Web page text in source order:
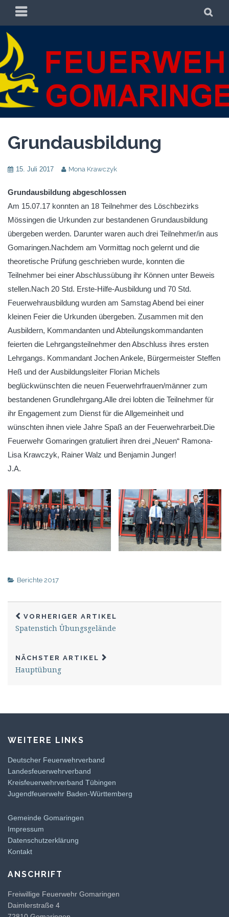
Zum
springen
PRIMÄRES
MENÜ
FREIWILLIGE
FEUERWEHR
GOMARINGEN
FREIWILLIGE FEUERWEHR GOMARINGEN
Grundausbildung
15. Juli 2017 Mona Krawczyk
Grundausbildung abgeschlossen
Am 15.07.17 konnten an 18 Teilnehmer des Löschbezirks
Mössingen die Urkunden zur bestandenen Grundausbildung
übergeben werden. Darunter waren auch drei Teilnehmer/in aus
Gomaringen.Nachdem am Vormittag noch gelernt und die
theoretische Prüfung geschrieben wurde, konnten die
Teilnehmer bei einer Abschlussübung ihr Können unter Beweis
stellen.Nach 20 Std. Erste-Hilfe-Ausbildung und 70 Std.
Feuerwehrausbildung wurden am Samstag Abend bei einer
kleinen Feier die Urkunden übergeben. Zusammen mit den
Ausbildern, Kommandanten und Abteilungskommandanten
feierten die Lehrgangsteilnehmer den Abschluss ihres ersten
Lehrgangs. Kommandant Jochen Ankele, Bürgermeister Steffen
Heß und der Ausbildungsleiter Florian Michels
beglückwünschten die neuen Feuerwehrfrauen/männer zum
bestandenen Grundlehrgang.Alle drei lobten die Teilnehmer für
ihr Engagement zum Dienst für die Allgemeinheit und
wünschten ihnen viele Jahre Spaß an der Feuerwehrarbeit.Die
Feuerwehr Gomaringen gratuliert ihren drei „Neuen“ Ramona-
Lisa Krawczyk, Rainer Walz und Benjamin Junger!
J.A.
Berichte 2017
VORHERIGER ARTIKEL
Spatenstich Übungsgelände
NÄCHSTER ARTIKEL
Hauptübung
WEITERE LINKS
Deutscher Feuerwehrverband
Landesfeuerwehrverband
Kreisfeuerwehrverband Tübingen
Jugendfeuerwehr Baden-Württemberg
Gemeinde Gomaringen
Impressum
Datenschutzerklärung
Kontakt
ANSCHRIFT
Freiwillige Feuerwehr Gomaringen
Daimlerstraße 4